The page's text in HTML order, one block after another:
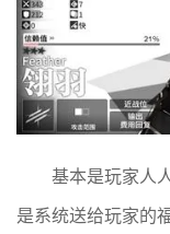
基本是玩家人
是系统送给玩家的